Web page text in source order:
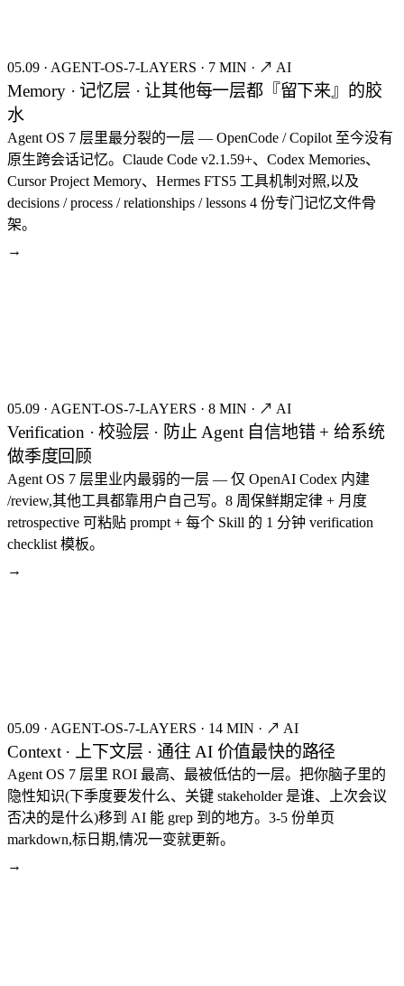
05.09 · AGENT-OS-7-LAYERS · 7 MIN · ↗ AI
Memory · 记忆层 · 让其他每一层都『留下来』的胶
水
Agent OS 7 层里最分裂的一层 — OpenCode / Copilot 至今没有
原生跨会话记忆。Claude Code v2.1.59+、Codex Memories、
Cursor Project Memory、Hermes FTS5 工具机制对照,以及
decisions / process / relationships / lessons 4 份专门记忆文件骨
架。
→
05.09 · AGENT-OS-7-LAYERS · 8 MIN · ↗ AI
Verification · 校验层 · 防止 Agent 自信地错 + 给系统
做季度回顾
Agent OS 7 层里业内最弱的一层 — 仅 OpenAI Codex 内建
/review,其他工具都靠用户自己写。8 周保鲜期定律 + 月度
retrospective 可粘贴 prompt + 每个 Skill 的 1 分钟 verification
checklist 模板。
→
05.09 · AGENT-OS-7-LAYERS · 14 MIN · ↗ AI
Context · 上下文层 · 通往 AI 价值最快的路径
Agent OS 7 层里 ROI 最高、最被低估的一层。把你脑子里的
隐性知识(下季度要发什么、关键 stakeholder 是谁、上次会议
否决的是什么)移到 AI 能 grep 到的地方。3-5 份单页
markdown,标日期,情况一变就更新。
→